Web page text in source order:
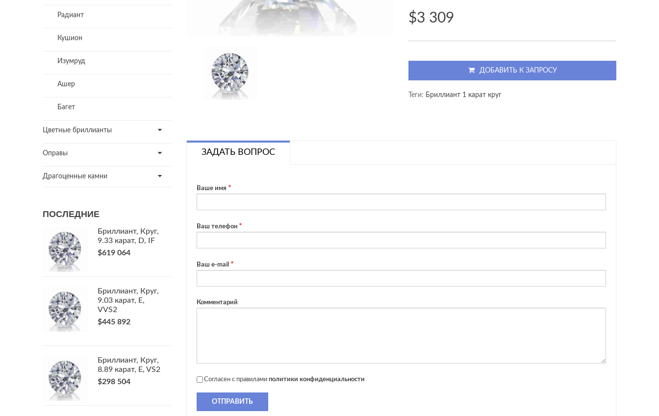
Радиант
Кушион
Изумруд
Ашер
Багет
Цветные бриллианты
Оправы
Драгоценные камни
ПОСЛЕДНИЕ
Бриллиант, Круг,
9.33 карат, D, IF
$619 064
Бриллиант, Круг,
9.03 карат, E,
VVS2
$445 892
Бриллиант, Круг,
8.89 карат, E, VS2
$298 504
$3 309
ДОБАВИТЬ К ЗАПРОСУ
Теги: Бриллиант 1 карат круг
ЗАДАТЬ ВОПРОС
Ваше имя
Ваш телефон
Ваш e-mail
Комментарий
Согласен с правилами политики конфиденциальности
ОТПРАВИТЬ